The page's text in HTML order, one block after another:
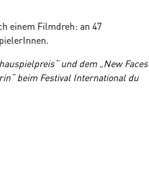
einem Filmdreh: an 47
und dem „New Faces
beim Festival International du